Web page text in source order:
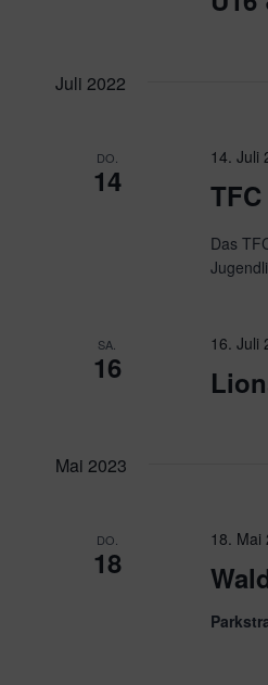
Juli 2022
DO.
14
14. Juli
Das
SA.
16
16. Juli
Mai 2023
DO.
18
18. Mai